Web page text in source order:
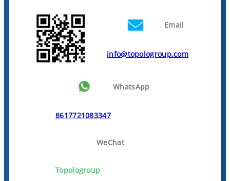
Email
info@topologroup.com
WhatsApp
8617721083347
WeChat
Topologroup